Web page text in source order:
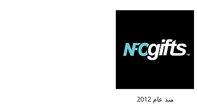
منذ عام 2012